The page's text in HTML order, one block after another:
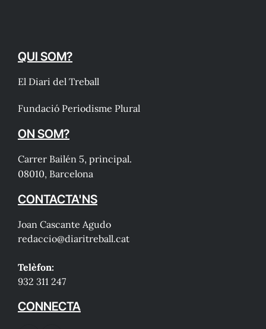
QUI SOM?
El Diari del Treball
Fundació Periodisme Plural
ON SOM?
Carrer Bailén 5, principal.
08010, Barcelona
CONTACTA'NS
Joan Cascante Agudo
redaccio@diaritreball.cat
Telèfon:
932 311 247
CONNECTA